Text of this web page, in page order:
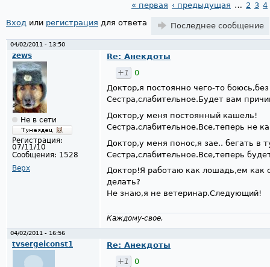
Страницы
« первая ‹ предыдущая … 2 3 4
Вход или регистрация для ответа Последнее сообщение
04/02/2011 - 13:50
zews
Не в сети
Регистрация:
07/11/10
Сообщения: 1528
Верх
Re: Анекдоты
+1
0
Доктор,я постоянно чего-то
Сестра,слабительное.Будет вам
Доктор,у меня постоянный кашель!
Сестра,слабительное.Все,теперь не
Доктор,у меня понос,я зае.. бегать в
Сестра,слабительное.Все,теперь
Доктор!Я работаю как лошадь,ем как
делать?
Не знаю,я не ветеринар.Следующий!
Каждому-свое.
04/02/2011 - 16:56
tvsergeiconst1
Re: Анекдоты
+1
0